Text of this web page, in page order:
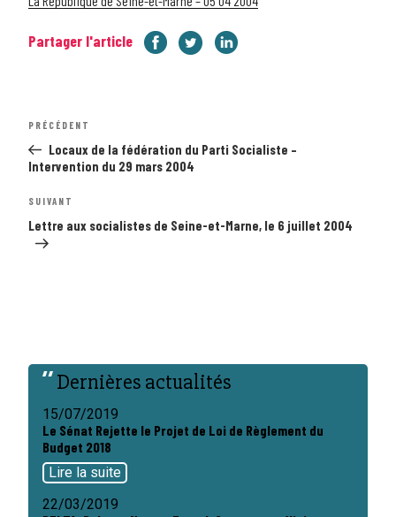
Partager l'article
de
l’article
Article
précédent
PRÉCÉDENT
Locaux de la fédération du Parti Socialiste –
Intervention du 29 mars 2004
Article
suivant
SUIVANT
Lettre aux socialistes de Seine-et-Marne, le 6 juillet 2004
Dernières actualités
15/07/2019
Le Sénat Rejette le Projet de Loi de Règlement du
Budget 2018
Lire la suite
22/03/2019